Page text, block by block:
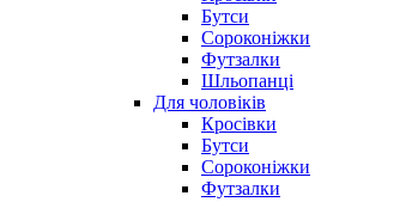
Бутси
Сороконіжки
Футзалки
Шльопанці
Для чоловіків
Кросівки
Бутси
Сороконіжки
Футзалки